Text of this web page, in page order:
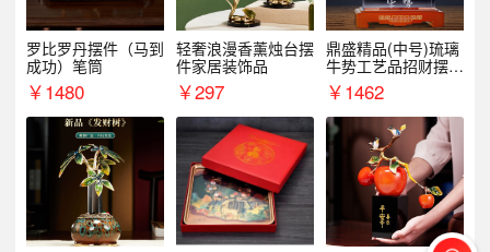
罗比罗丹摆件（马到
成功）笔筒
￥1480
轻奢浪漫香薰烛台摆
件家居装饰品
￥297
鼎盛精品(中号)琉璃
牛势工艺品招财摆件
银行企业商务上市礼
品
￥1462